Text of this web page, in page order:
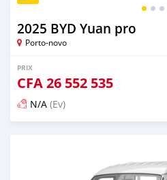
2025 BYD Yuan pro
Porto-novo
PRIX
CFA26 552 535
N/A (Ev)